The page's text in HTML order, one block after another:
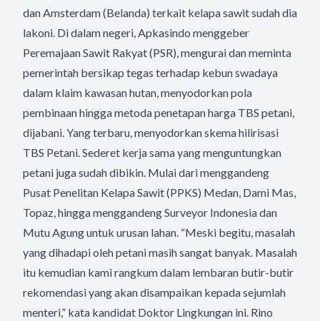
dan Amsterdam (Belanda) terkait kelapa sawit sudah dia
lakoni. Di dalam negeri, Apkasindo menggeber
Peremajaan Sawit Rakyat (PSR), mengurai dan meminta
pemerintah bersikap tegas terhadap kebun swadaya
dalam klaim kawasan hutan, menyodorkan pola
pembinaan hingga metoda penetapan harga TBS petani,
dijabani. Yang terbaru, menyodorkan skema hilirisasi
TBS Petani. Sederet kerja sama yang menguntungkan
petani juga sudah dibikin. Mulai dari menggandeng
Pusat Penelitan Kelapa Sawit (PPKS) Medan, Dami Mas,
Topaz, hingga menggandeng Surveyor Indonesia dan
Mutu Agung untuk urusan lahan. “Meski begitu, masalah
yang dihadapi oleh petani masih sangat banyak. Masalah
itu kemudian kami rangkum dalam lembaran butir-butir
rekomendasi yang akan disampaikan kepada sejumlah
menteri,” kata kandidat Doktor Lingkungan ini. Rino